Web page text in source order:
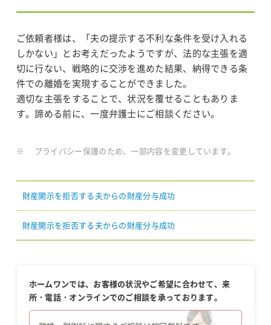
ご依頼者様は、「夫の提示する不利な条件を受け入れる
しかない」とお考えだったようですが、法的な主張を適
切に行ない、戦略的に交渉を進めた結果、納得できる条
件での離婚を実現することができました。
適切な主張をすることで、状況を覆せることもありま
す。諦める前に、一度弁護士にご相談ください。
プライバシー保護のため、一部内容を変更しています。
財産開示を拒否する夫からの財産分与成功
財産開示を拒否する夫からの財産分与成功
ホームワンでは、お客様の状況やご希望に合わせて、来
所・電話・オンラインでのご相談を承っております。